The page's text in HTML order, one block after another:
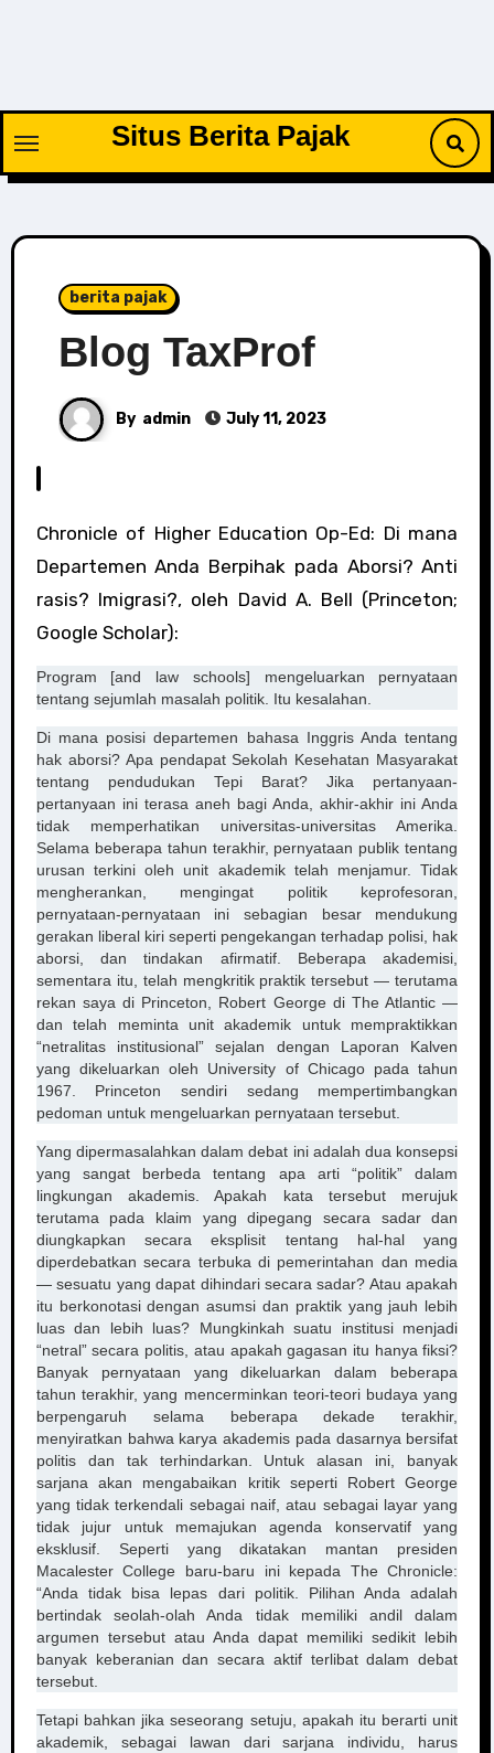
Situs Berita Pajak
berita pajak
Blog TaxProf
By admin July 11, 2023
Chronicle of Higher Education Op-Ed: Di mana
Departemen Anda Berpihak pada Aborsi? Anti
rasis? Imigrasi?, oleh David A. Bell (Princeton;
Google Scholar):
Program [and law schools] mengeluarkan pernyataan
tentang sejumlah masalah politik. Itu kesalahan.
Di mana posisi departemen bahasa Inggris Anda tentang
hak aborsi? Apa pendapat Sekolah Kesehatan Masyarakat
tentang pendudukan Tepi Barat? Jika pertanyaan-
pertanyaan ini terasa aneh bagi Anda, akhir-akhir ini Anda
tidak memperhatikan universitas-universitas Amerika.
Selama beberapa tahun terakhir, pernyataan publik tentang
urusan terkini oleh unit akademik telah menjamur. Tidak
mengherankan, mengingat politik keprofesoran,
pernyataan-pernyataan ini sebagian besar mendukung
gerakan liberal kiri seperti pengekangan terhadap polisi, hak
aborsi, dan tindakan afirmatif. Beberapa akademisi,
sementara itu, telah mengkritik praktik tersebut — terutama
rekan saya di Princeton, Robert George di The Atlantic —
dan telah meminta unit akademik untuk mempraktikkan
“netralitas institusional” sejalan dengan Laporan Kalven
yang dikeluarkan oleh University of Chicago pada tahun
1967. Princeton sendiri sedang mempertimbangkan
pedoman untuk mengeluarkan pernyataan tersebut.
Yang dipermasalahkan dalam debat ini adalah dua konsepsi
yang sangat berbeda tentang apa arti “politik” dalam
lingkungan akademis. Apakah kata tersebut merujuk
terutama pada klaim yang dipegang secara sadar dan
diungkapkan secara eksplisit tentang hal-hal yang
diperdebatkan secara terbuka di pemerintahan dan media
— sesuatu yang dapat dihindari secara sadar? Atau apakah
itu berkonotasi dengan asumsi dan praktik yang jauh lebih
luas dan lebih luas? Mungkinkah suatu institusi menjadi
“netral” secara politis, atau apakah gagasan itu hanya fiksi?
Banyak pernyataan yang dikeluarkan dalam beberapa
tahun terakhir, yang mencerminkan teori-teori budaya yang
berpengaruh selama beberapa dekade terakhir,
menyiratkan bahwa karya akademis pada dasarnya bersifat
politis dan tak terhindarkan. Untuk alasan ini, banyak
sarjana akan mengabaikan kritik seperti Robert George
yang tidak terkendali sebagai naif, atau sebagai layar yang
tidak jujur ​​untuk memajukan agenda konservatif yang
eksklusif. Seperti yang dikatakan mantan presiden
Macalester College baru-baru ini kepada The Chronicle:
“Anda tidak bisa lepas dari politik. Pilihan Anda adalah
bertindak seolah-olah Anda tidak memiliki andil dalam
argumen tersebut atau Anda dapat memiliki sedikit lebih
banyak keberanian dan secara aktif terlibat dalam debat
tersebut.
Tetapi bahkan jika seseorang setuju, apakah itu berarti unit
akademik, sebagai lawan dari sarjana individu, harus